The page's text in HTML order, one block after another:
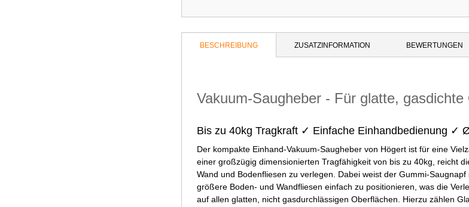
BESCHREIBUNG ZUSATZINFORMATION BEWERTUNGEN
Vakuum-Saugheber - Für glatte, gasdichte
Bis zu 40kg Tragkraft ✓ Einfache Einhandbedienung ✓
Der kompakte Einhand-Vakuum-Saugheber von Högert ist für eine
einer großzügig dimensionierten Tragfähigkeit von bis zu 40kg, reicht
Wand und Bodenfliesen zu verlegen. Dabei weist der Gummi-
größere Boden- und Wandfliesen einfach zu positionieren, was die
auf allen glatten, nicht gasdurchlässigen Oberflächen. Hierzu zählen